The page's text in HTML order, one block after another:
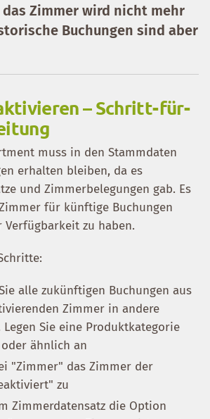
Zimmer wird nicht mehr
Buchungen sind aber
– Schritt-für-
muss in den Stammdaten
erhalten bleiben, da es
und Zimmerbelegungen gab. Es
für künftige Buchungen
zu haben.
alle zukünftigen Buchungen aus
Zimmer in andere
Sie eine Produktkategorie
ähnlich an
"Zimmer" das Zimmer der
zu
Zimmerdatensatz die Option